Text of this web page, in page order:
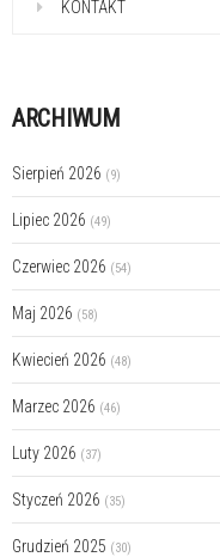
KONTAKT
ARCHIWUM
Sierpień 2026 (9)
Lipiec 2026 (49)
Czerwiec 2026 (54)
Maj 2026 (58)
Kwiecień 2026 (48)
Marzec 2026 (46)
Luty 2026 (37)
Styczeń 2026 (35)
Grudzień 2025 (30)